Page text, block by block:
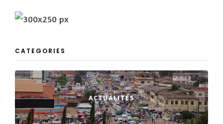
CATEGORIES
ACTUALITÉS